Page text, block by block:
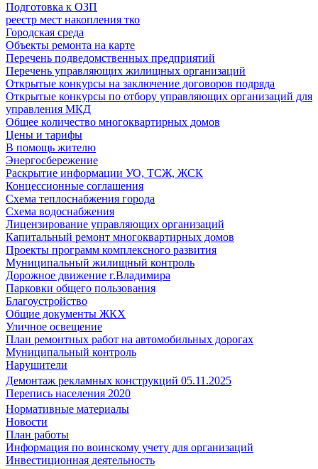
Подготовка к ОЗП
реестр мест накопления тко
Городская среда
Объекты ремонта на карте
Перечень подведомственных предприятий
Перечень управляющих жилищных организаций
Открытые конкурсы на заключение договоров подряда
Открытые конкурсы по отбору управляющих организаций для
управления МКД
Общее количество многоквартирных домов
Цены и тарифы
В помощь жителю
Энергосбережение
Раскрытие информации УО, ТСЖ, ЖСК
Концессионные соглашения
Схема теплоснабжения города
Схема водоснабжения
Лицензирование управляющих организаций
Капитальный ремонт многоквартирных домов
Проекты программ комплексного развития
Муниципальный жилищный контроль
Дорожное движение г.Владимира
Парковки общего пользования
Благоустройство
Общие документы ЖКХ
Уличное освещение
План ремонтных работ на автомобильных дорогах
Муниципальный контроль
Нарушители
Демонтаж рекламных конструкций 05.11.2025
Перепись населения 2020
Нормативные материалы
Новости
План работы
Информация по воинскому учету для организаций
Инвестиционная деятельность